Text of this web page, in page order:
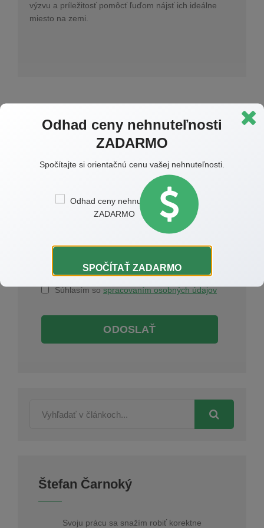
výzvu a príležitosť pomôcť ľuďom nájsť ich ideálne
miesto na zemi.
Prihláste sa k odberu
článkov
Raz do mesiaca tipy a rady e-mailom zadarmo
Súhlasím sospracovaním osobných údajov
ODOSLAŤ
Štefan Čarnoký
Svoju prácu sa snažím robiť korektne
Odhad ceny nehnuteľnosti
ZADARMO
Spočítajte si orientačnú cenu vašej nehnuteľnosti.
SPOČÍTAŤ ZADARMO